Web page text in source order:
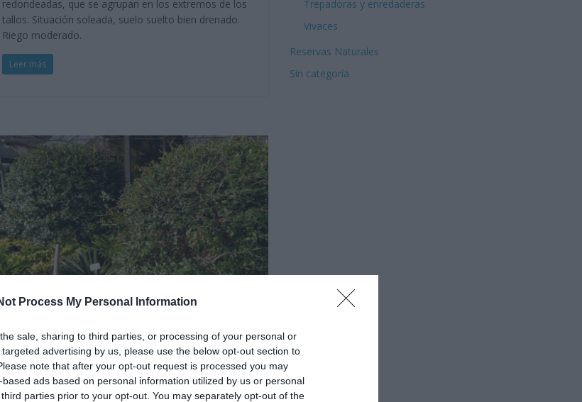
Process My Personal Information
sale, sharing to third parties, or processing of your personal or
advertising by us, please use the below opt-out section to
note that after your opt-out request is processed you may
ads based on personal information utilized by us or personal
parties prior to your opt-out. You may separately opt-out of the
redondeadas, que se agrupan en los extremos de los
tallos. Situación soleada, suelo suelto bien drenado.
Riego moderado.
Leer más
Árboles ornamentales Arbustos
Ligustro Delavayanum-Ligustrum
Delavayanum
13 diciembre, 2019 Marisol Huesca
0
comentarios
Dificultad muy baja
Trepadoras y enredaderas
Vivaces
Reservas Naturales
Sin categoría